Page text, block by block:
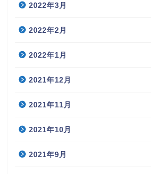
2022年3月
2022年2月
2022年1月
2021年12月
2021年11月
2021年10月
2021年9月